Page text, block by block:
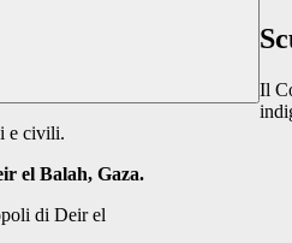
Il
e civili.
el Balah, Gaza.
di Deir el